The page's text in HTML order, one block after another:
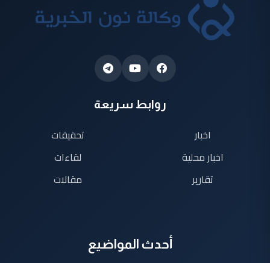
روابط سريعة
اخبار
اخبار محلية
تقارير
تحقيقات
لقاءات
مقالات
أحدث المواضيع